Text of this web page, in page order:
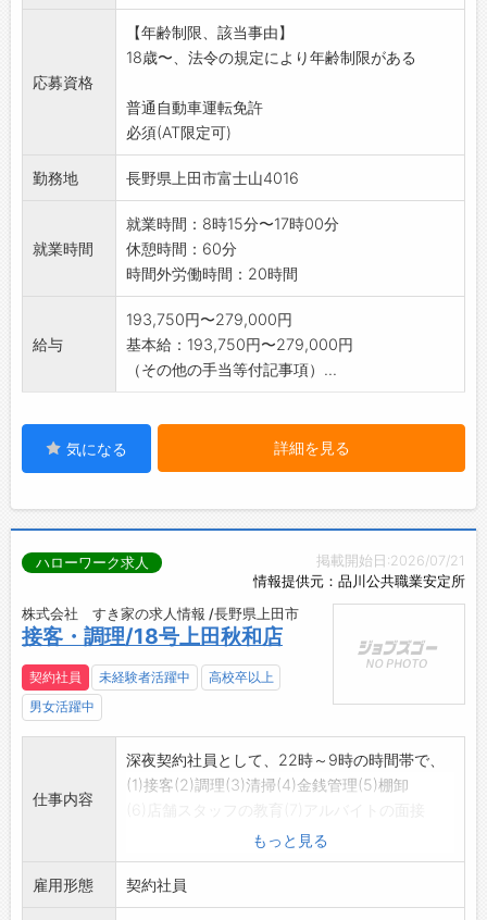
※異業種からの未経験者の方も歓迎いたしま
す。
変更範囲:変更なし
応募資格
【年齢制限、該当事由】
18歳〜、法令の規定により年齢制限がある
普通自動車運転免許
必須(AT限定可)
勤務地 長野県上田市富士山4016
就業時間
就業時間：8時15分〜17時00分
休憩時間：60分
時間外労働時間：20時間
給与
193,750円〜279,000円
基本給：193,750円〜279,000円
（その他の手当等付記事項）...
気になる 詳細を見る
掲載開始日:2026/07/21
情報提供元：品川公共職業安定所
ハローワーク求人
株式会社 すき家の求人情報 /長野県上田市
接客・調理/18号上田秋和店
契約社員 未経験者活躍中
高校卒以上
男女活躍中
仕事内容
深夜契約社員として、22時～9時の時間帯で、
(1)接客(2)調理(3)清掃(4)金銭管理(5)棚卸
などを行って頂くお仕事です。
変更範囲:変更なし
もっと見る
雇用形態 契約社員